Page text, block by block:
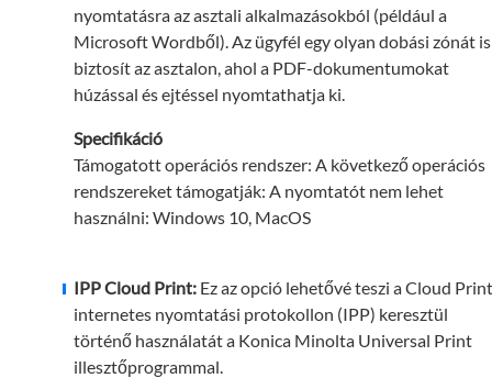
nyomtatásra az asztali alkalmazásokból (például a
Microsoft Wordből). Az ügyfél egy olyan dobási zónát is
biztosít az asztalon, ahol a PDF-dokumentumokat
húzással és ejtéssel nyomtathatja ki.
Specifikáció
Támogatott operációs rendszer: A következő operációs
rendszereket támogatják: A nyomtatót nem lehet
használni: Windows 10, MacOS
IPP Cloud Print: Ez az opció lehetővé teszi a Cloud
internetes nyomtatási protokollon (IPP) keresztül
történő használatát a Konica Minolta Universal Print
illesztőprogrammal.